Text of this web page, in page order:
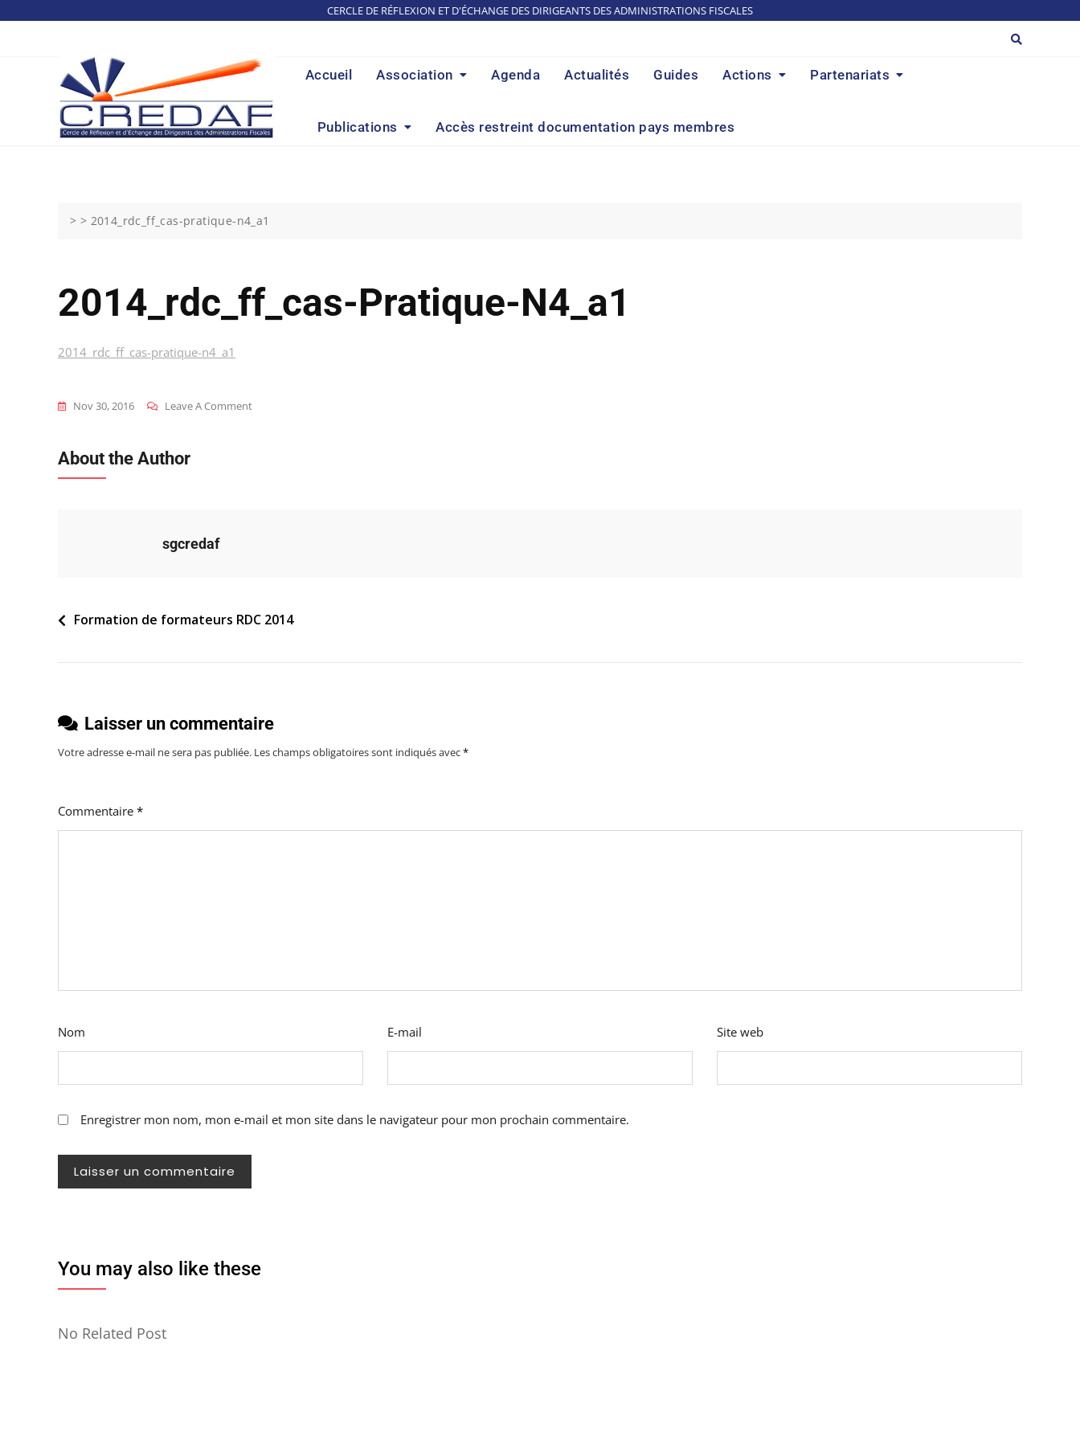
CERCLE DE RÉFLEXION ET D'ÉCHANGE DES DIRIGEANTS DES ADMINISTRATIONS FISCALES
Accueil Association Agenda Actualités Guides Actions Partenariats
Publications Accès restreint documentation pays membres
> > 2014_rdc_ff_cas-pratique-n4_a1
2014_rdc_ff_cas-Pratique-N4_a1
2014_rdc_ff_cas-pratique-n4_a1
Nov 30, 2016 Leave A CommentOn
About the Author
sgcredaf
Navigation
Formation de formateurs RDC 2014
Laisser un commentaire
Votre adresse e-mail ne sera pas publiée. Les champs obligatoires sont indiqués avec*
Commentaire *
Nom E-mail Site web
Enregistrer mon nom, mon e-mail et mon site dans le navigateur pour mon prochain commentaire.
You may also like these
No Related Post